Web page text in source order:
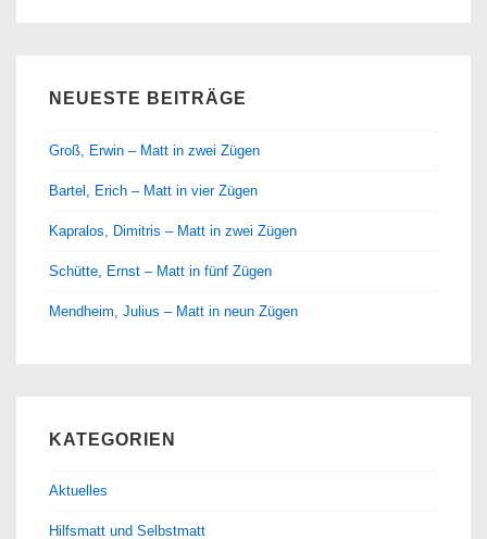
NEUESTE BEITRÄGE
Groß, Erwin – Matt in zwei Zügen
Bartel, Erich – Matt in vier Zügen
Kapralos, Dimitris – Matt in zwei Zügen
Schütte, Ernst – Matt in fünf Zügen
Mendheim, Julius – Matt in neun Zügen
KATEGORIEN
Aktuelles
Hilfsmatt und Selbstmatt